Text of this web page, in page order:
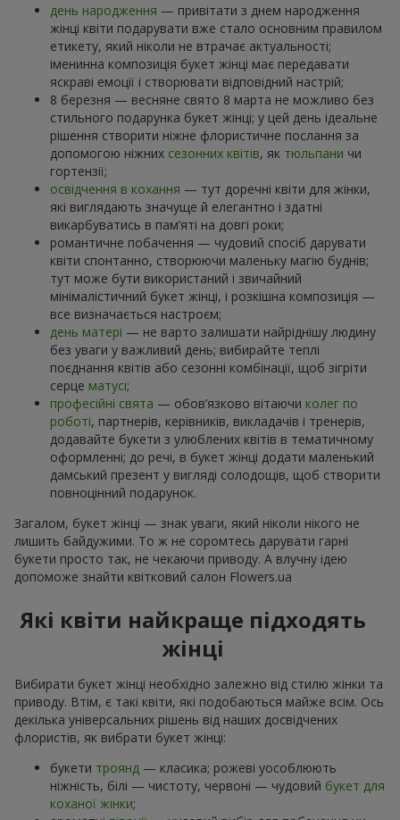
день народження — привітати з днем народження
жінці квіти подарувати вже стало основним правилом
етикету, який ніколи не втрачає актуальності;
іменинна композиція букет жінці має передавати
яскраві емоції і створювати відповідний настрій;
8 березня — весняне свято 8 марта не можливо без
стильного подарунка букет жінці; у цей день ідеальне
рішення створити ніжне флористичне послання за
допомогою ніжних сезонних квітів, як тюльпани чи
гортензії;
освідчення в кохання — тут доречні квіти для жінки,
які виглядають значуще й елегантно і здатні
викарбуватись в пам’яті на довгі роки;
романтичне побачення — чудовий спосіб дарувати
квіти спонтанно, створюючи маленьку магію буднів;
тут може бути використаний і звичайний
мінімалістичний букет жінці, і розкішна композиція —
все визначається настроєм;
день матері — не варто залишати найріднішу людину
без уваги у важливий день; вибирайте теплі
поєднання квітів або сезонні комбінації, щоб зігріти
серце матусі;
професійні свята — обов’язково вітаючи колег по
роботі, партнерів, керівників, викладачів і тренерів,
додавайте букети з улюблених квітів в тематичному
оформленні; до речі, в букет жінці додати маленький
дамський презент у вигляді солодощів, щоб створити
повноцінний подарунок.
Загалом, букет жінці — знак уваги, який ніколи нікого не
лишить байдужими. То ж не соромтесь дарувати гарні
букети просто так, не чекаючи приводу. А влучну ідею
допоможе знайти квітковий салон Flowers.ua
Які квіти найкраще підходять
жінці
Вибирати букет жінці необхідно залежно від стилю жінки та
приводу. Втім, є такі квіти, які подобаються майже всім. Ось
декілька універсальних рішень від наших досвідчених
флористів, як вибрати букет жінці:
букети троянд — класика; рожеві уособлюють
ніжність, білі — чистоту, червоні — чудовий букет для
коханої жінки;